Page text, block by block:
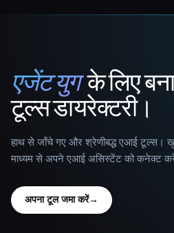
That AI Collection
एजेंट युगके लिए
टूल्स डायरेक्टरी।
हाथ से जाँचे गए और श्रेणीबद्ध एआई टूल्स।
माध्यम से अपने एआई असिस्टेंट को कनेक्ट
अपना टूल जमा करें→